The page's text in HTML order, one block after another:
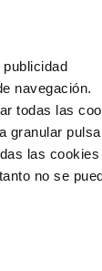
navegación.
todas las
granular
las cookies
no se
cliente)
sector